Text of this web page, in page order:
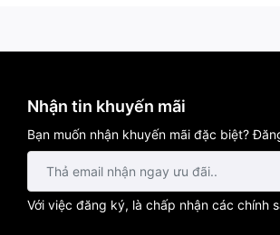
Nhận tin khuyến mãi
Bạn muốn nhận khuyến mãi đặc biệt?
Với việc đăng ký, là chấp nhận các chính